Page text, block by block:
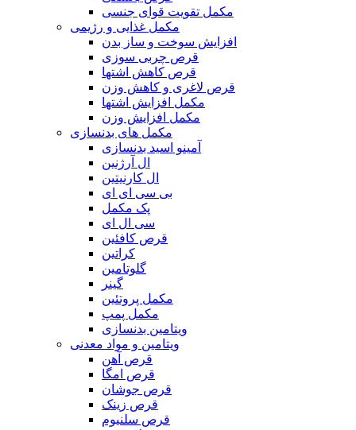
مکمل تقویت قوای جنسی
مکمل غذایی و رژیمی
افزایش سوخت و ساز بدن
قرص چربی سوزی
قرص کاهش اشتها
قرص لاغری و کاهش وزن
مکمل افزایش اشتها
مکمل افزایش وزن
مکمل های بدنسازی
آمینو اسید بدنسازی
ال آرژنین
ال کارنیتین
بی سی ای ای
پک مکمل
سی ال ای
قرص کافئین
کراتین
گلوتامین
گینر
مکمل پروتئین
مکمل پمپ
ویتامین بدنسازی
ویتامین و مواد معدنی
قرص آهن
قرص امگا
قرص جوشان
قرص زینک
قرص سلنیوم